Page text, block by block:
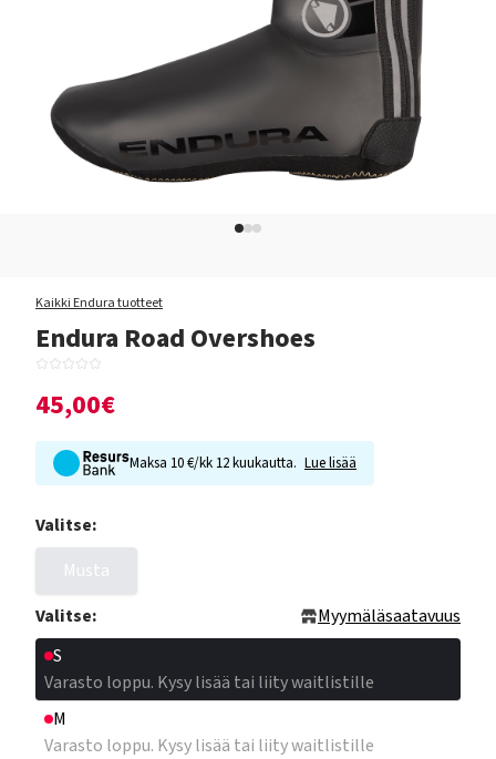
Kaikki Endura tuotteet
Endura Road Overshoes
45,00€
Maksa 10 €/kk 12 kuukautta. Lue lisää
Valitse:
Musta
Valitse:
Myymäläsaatavuus
S
Varasto loppu. Kysy lisää tai liity waitlistille
M
Varasto loppu. Kysy lisää tai liity waitlistille